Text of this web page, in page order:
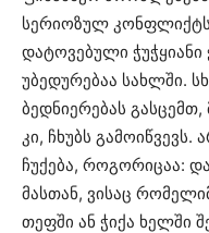
სერიოზულ კონფლიქტს
დატოვებული
უბედურებაა სახლში.
ბედნიერებას
კი, ჩხუბს გამოიწვევს.
ჩუქება, როგორიცაა:
მასთან, ვისაც
თეფში ან ჭიქა ხელში